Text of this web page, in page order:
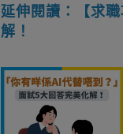
延伸閱讀：【求
解！